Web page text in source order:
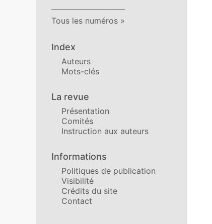
Tous les numéros
Index
Auteurs
Mots-clés
La revue
Présentation
Comités
Instruction aux auteurs
Informations
Politiques de publication
Visibilité
Crédits du site
Contact